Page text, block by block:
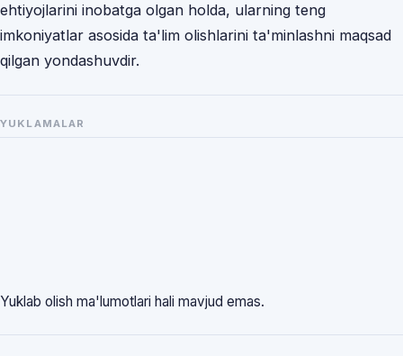
ehtiyojlarini inobatga olgan holda, ularning teng
imkoniyatlar asosida ta'lim olishlarini ta'minlashni maqsad
qilgan yondashuvdir.
YUKLAMALAR
Yuklab olish ma'lumotlari hali mavjud emas.